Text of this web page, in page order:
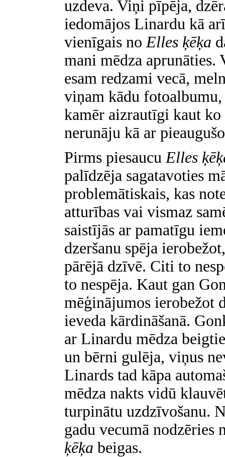
uzdeva. Viņi pīpēja,
iedomājos Linardu kā
vienīgais noElles ķēķa
mani mēdza aprunāties.
esam redzami vecā,
viņam kādu
kamēr aizrautīgi kaut
nerunāju kā ar
Pirms piesaucuElles
palīdzēja sagatavoties
problemātiskais, kas
atturības vai vismaz
saistījās ar pamatīgu
dzeršanu spēja
pārējā dzīvē. Citi to
to nespēja. Kaut gan
mēģinājumos ierobežot
ieveda kārdināšanā.
ar Linardu mēdza
un bērni gulēja, viņus
Linards tad kāpa
mēdza nakts vidū
turpinātu uzdzīvošanu.
gadu vecumā nodzēries
ķēķa beigas.